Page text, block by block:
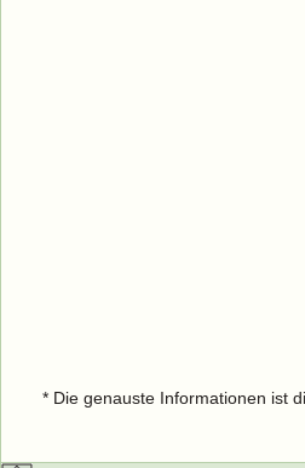
* Die genauste Informationen ist